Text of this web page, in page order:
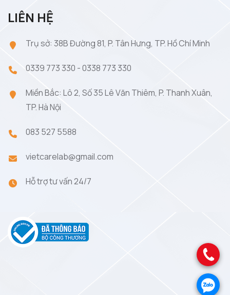
LIÊN HỆ
Trụ sở: 38B Đường 81, P. Tân Hưng, TP. Hồ Chí Minh
0339 773 330 -0338 773 330
Miền Bắc: Lô 2, Số 35 Lê Văn Thiêm, P. Thanh Xuân,
TP. Hà Nội
083 527 5588
vietcarelab@gmail.com
Hỗ trợ tư vấn 24/7
.
.